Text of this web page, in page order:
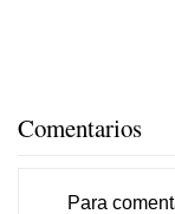
Comentarios
Para